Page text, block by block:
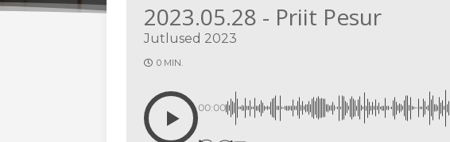
2023.05.28 - Priit Pesur
Jutlused 2023
0 MIN.
00:00